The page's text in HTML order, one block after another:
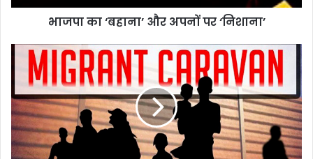
भाजपा का ‘बहाना’ और अपनों पर ‘निशाना’
फ्लाइट
मिल
रही
डीजीसीए
की
मंजूरी